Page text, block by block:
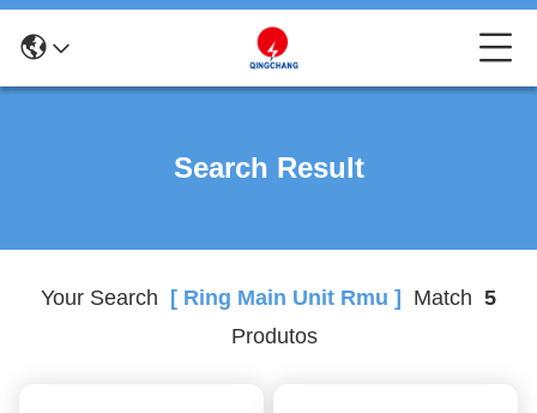
Search Result
Your Search [ Ring Main Unit Rmu ] Match 5
Produtos